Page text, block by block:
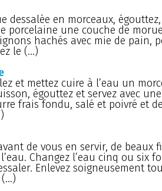
dessalée en morceaux,
porcelaine une couche de
hachés avec mie de pain,
le (…)
et mettez cuire à l’eau un
égouttez et servez avec
frais fondu, salé et poivré et
de vous en servir, de beaux
Changez l’eau cinq ou six
Enlevez soigneusement
(…)